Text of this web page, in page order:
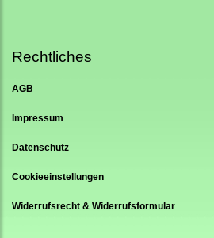
Rechtliches
AGB
Impressum
Datenschutz
Cookieeinstellungen
Widerrufsrecht & Widerrufsformular